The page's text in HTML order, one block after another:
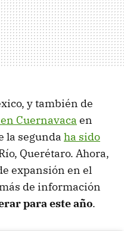
y también de
Cuernavaca en
la segunda ha sido
Querétaro. Ahora,
expansión en el
de información
para este año.